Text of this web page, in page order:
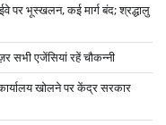
पर भूस्खलन, कई मार्ग बंद; श्रद्धालु
सभी एजेंसियां रहें चौकन्नी
खोलने पर केंद्र सरकार